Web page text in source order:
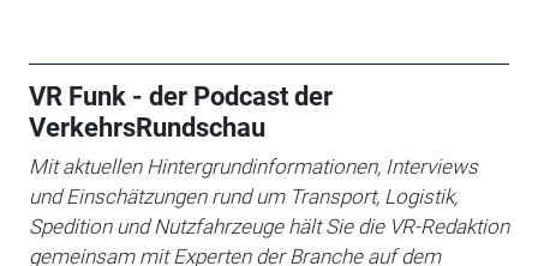
VR Funk - der Podcast der
VerkehrsRundschau
Mit aktuellen Hintergrundinformationen, Interviews
und Einschätzungen rund um Transport, Logistik,
Spedition und Nutzfahrzeuge hält Sie die VR-Redaktion
gemeinsam mit Experten der Branche auf dem